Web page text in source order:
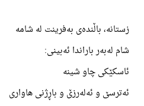
زستانە، باڵندەی بەفرینت لە شامە
شام لەبەر باراندا ئەبینی:
ئاسکێکی چاو شینە
ئەترسێ و ئەلەرزێ و باڕژنی هاواری